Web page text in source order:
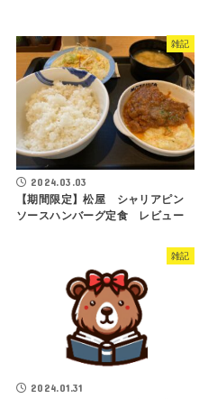
雑記
2024.03.03
【期間限定】松屋 シャリアピン
ソースハンバーグ定食 レビュー
雑記
2024.01.31